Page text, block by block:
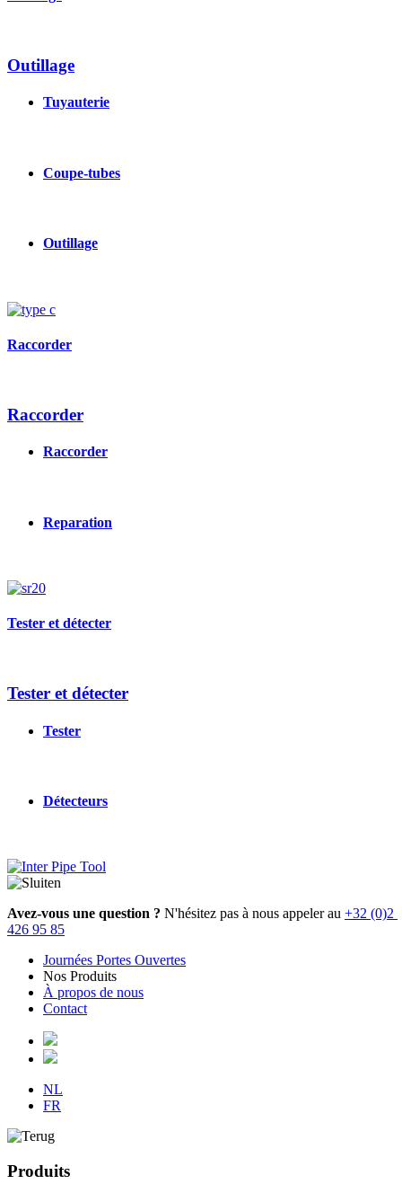
Outillage
Tuyauterie
Coupe-tubes
Outillage
Image
Raccorder
Raccorder
Raccorder
Reparation
Image
Tester et détecter
Tester et détecter
Tester
Détecteurs
Avez-vous une question ? N'hésitez pas à nous appeler au +32 (0)2
426 95 85
Hoofdnavigatie
Journées Portes Ouvertes
Nos Produits
À propos de nous
Contact
NL
FR
Produits